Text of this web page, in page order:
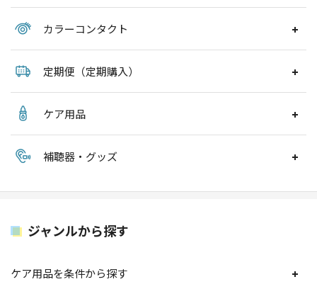
カラーコンタクト
定期便（定期購入）
ケア用品
補聴器・グッズ
ジャンルから探す
ケア用品を条件から探す